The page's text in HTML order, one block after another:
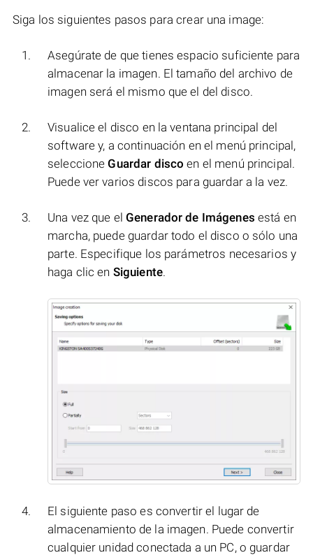
Siga los siguientes pasos para crear una image:
Asegúrate de que tienes espacio suficiente para
almacenar la imagen. El tamaño del archivo de
imagen será el mismo que el del disco.
Visualice el disco en la ventana principal del
software y, a continuación en el menú principal,
seleccioneGuardar disco en el menú principal.
Puede ver varios discos para guardar a la vez.
Una vez que el Generador de Imágenes está en
marcha, puede guardar todo el disco o sólo una
parte. Especifique los parámetros necesarios y
haga clic en Siguiente.
El siguiente paso es convertir el lugar de
almacenamiento de la imagen. Puede convertir
cualquier unidad conectada a un PC, o guardar